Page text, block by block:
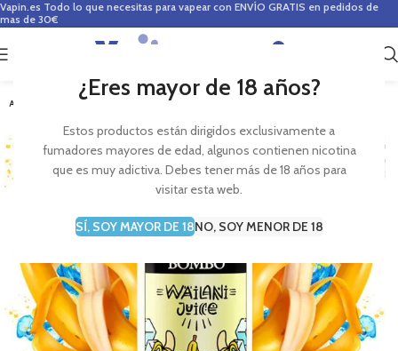
¿Eres mayor de 18 años?
Estos productos están dirigidos exclusivamente a
fumadores mayores de edad, algunos contienen nicotina
que es muy adictiva. Debes tener más de 18 años para
visitar esta web.
SÍ, SOY MAYOR DE 18NO, SOY MENOR DE 18
Vapin.es Todo lo que necesitas para vapear con ENVÍO GRATIS en pedidos de
mas de 30€
0
AGOTADO